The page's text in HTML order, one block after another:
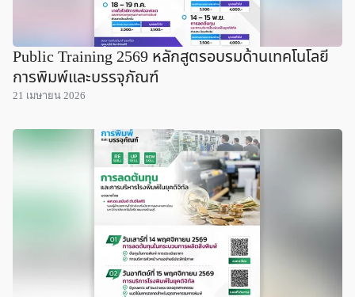
Public Training 2569 หลักสูตรอบรมด้านเทคโนโลยี
การพิมพ์และบรรจุภัณฑ์
21 เมษายน 2026